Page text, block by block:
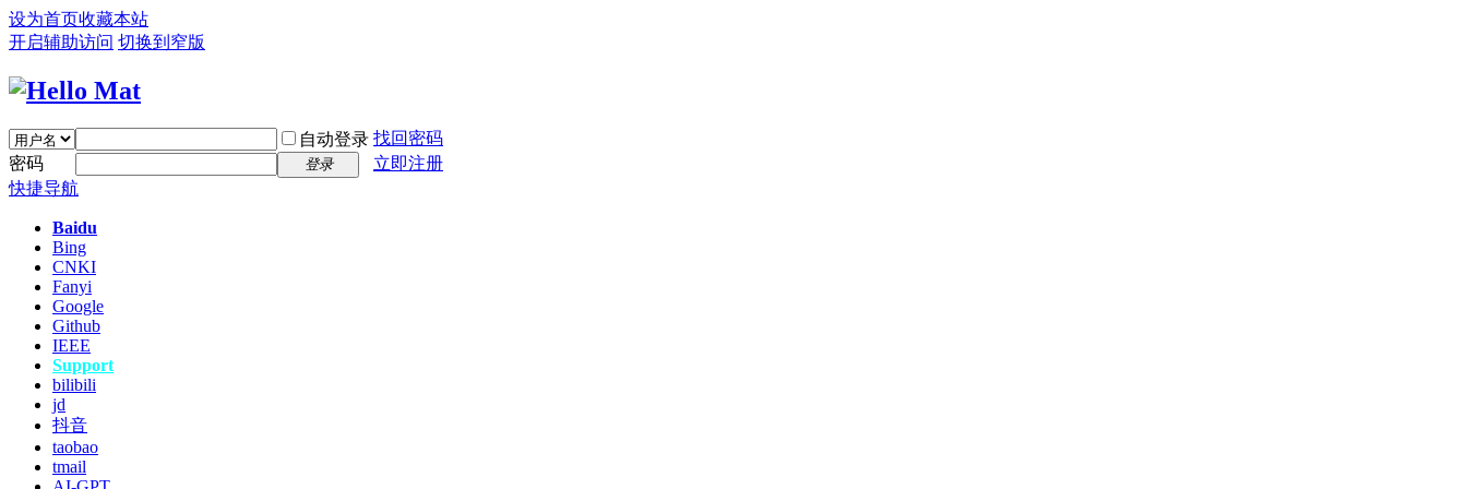
设为首页收藏本站
开启辅助访问 切换到窄版
自动登录 找回密码
密码
登录
立即注册
快捷导航
Baidu
Bing
CNKI
Fanyi
Google
Github
IEEE
Support
bilibili
jd
抖音
taobao
tmail